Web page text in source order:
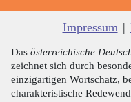
Impressum |
Das österreichische
zeichnet sich durch
einzigartigen Wortschatz,
charakteristische